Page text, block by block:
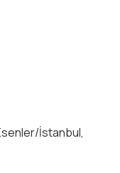
İstanbul,